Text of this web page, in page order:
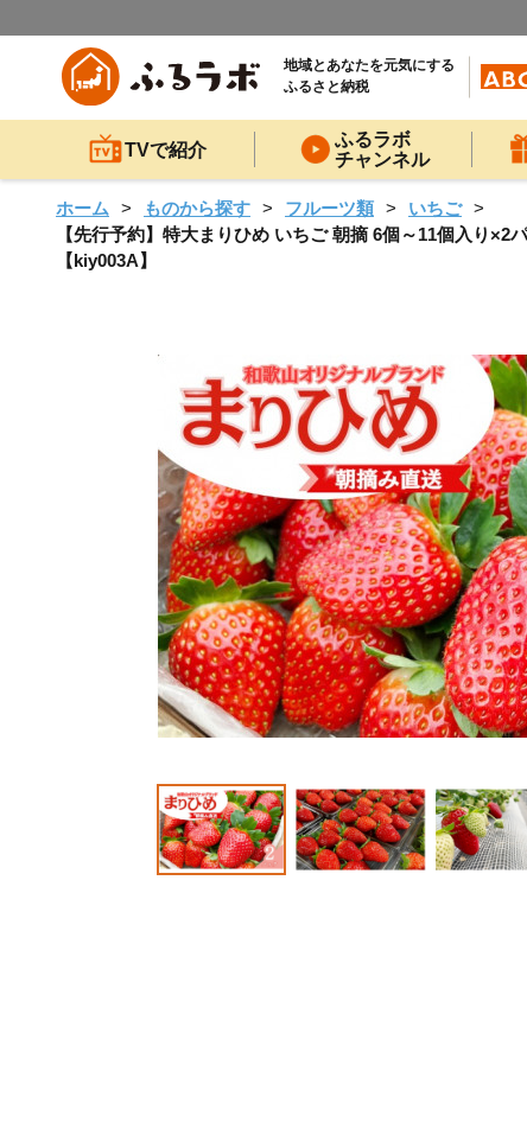
地域とあなたを元気にする
ふるさと納税
TVで紹介
ふるラボ
チャンネル
ホーム ものから探す フルーツ類
いちご
【先行予約】特大まりひめ いちご 朝摘 6個～11個入り
【kiy003A】